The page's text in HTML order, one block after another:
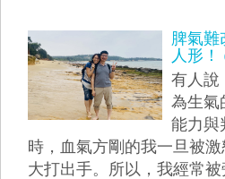
脾氣難
人形！
有人說
為生氣
能力與
時，血氣方剛的我一旦被
大打出手。所以，我經常被